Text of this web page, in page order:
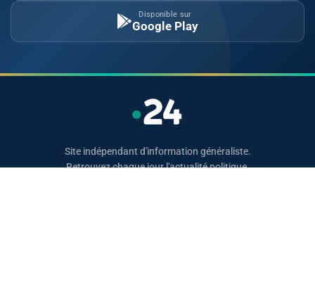
Disponible sur
Google Play
Site indépendant d'information généraliste.
Retrouvez chaque jour l'actualité politique,